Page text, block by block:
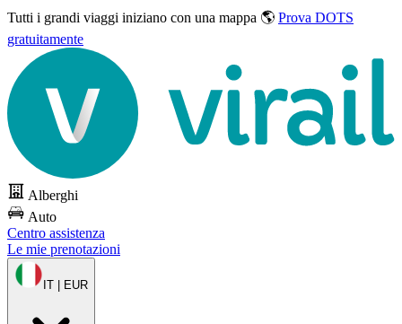
Tutti i grandi viaggi iniziano con una mappa 🌎 Prova DOTS
gratuitamente
Alberghi
Auto
Centro assistenza
Le mie prenotazioni
IT | EUR